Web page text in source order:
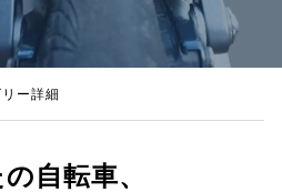
ー詳細
自転車、